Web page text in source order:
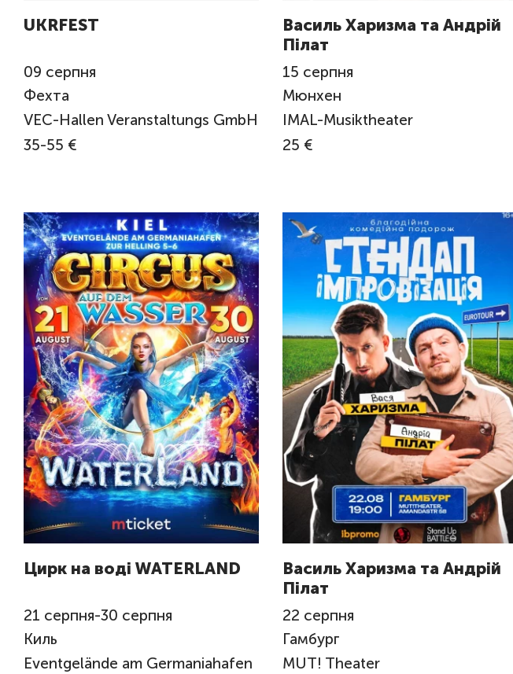
UKRFEST
09 серпня
Фехта
VEC-Hallen Veranstaltungs GmbH
35-55 €
Василь Харизма та Андрій
Пілат
15 серпня
Мюнхен
IMAL-Musiktheater
25 €
Цирк на воді WATERLAND
21 серпня-30 серпня
Киль
Eventgelände am Germaniahafen
Василь Харизма та Андрій
Пілат
22 серпня
Гамбург
MUT! Theater